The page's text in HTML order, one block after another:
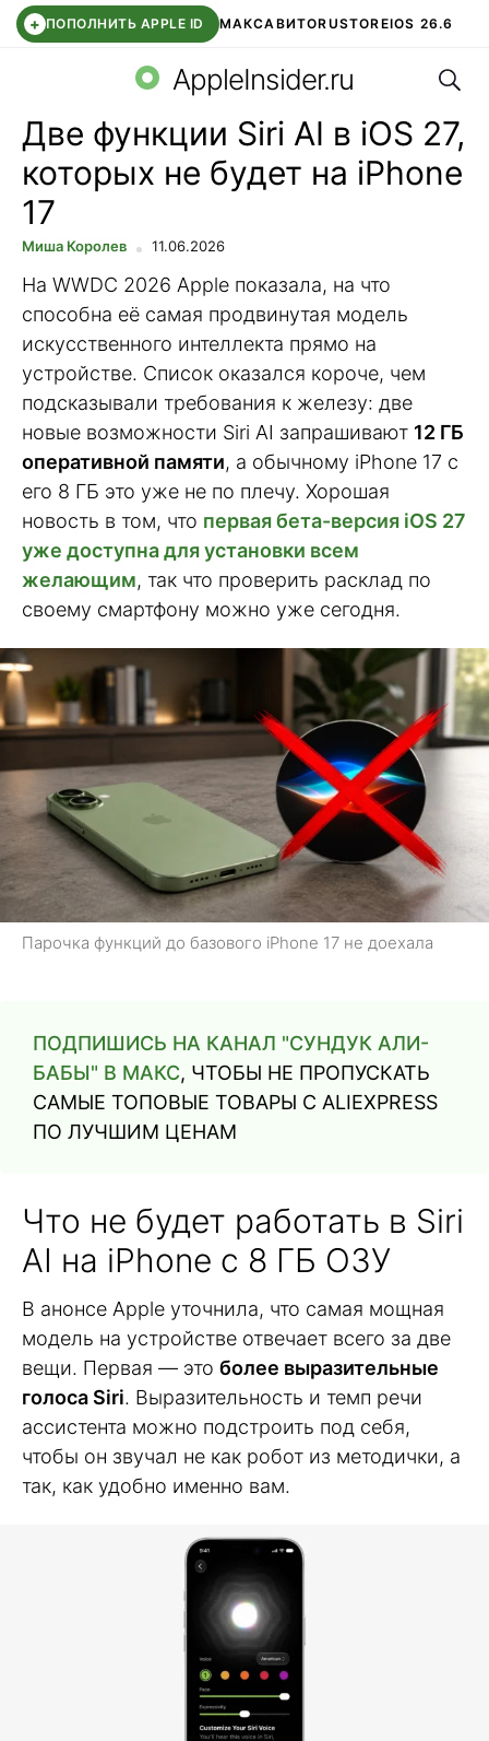
+ ПОПОЛНИТЬ APPLE ID МАКСАВИТОRUSTOREIOS 26.6
СБЕР КИДС ВТБ ОНЛАЙН ЧАТ В ROBLOX
AppleInsider.ru
Две функции Siri AI в iOS 27,
которых не будет на iPhone
17
Миша Королев 11.06.2026
На WWDC 2026 Apple показала, на что
способна её самая продвинутая модель
искусственного интеллекта прямо на
устройстве. Список оказался короче, чем
подсказывали требования к железу: две
новые возможности Siri AI запрашивают 12 ГБ
оперативной памяти, а обычному iPhone 17 с
его 8 ГБ это уже не по плечу. Хорошая
новость в том, что первая бета-версия iOS 27
уже доступна для установки всем
желающим, так что проверить расклад по
своему смартфону можно уже сегодня.
Парочка функций до базового iPhone 17 не доехала
ПОДПИШИСЬ НА КАНАЛ "СУНДУК АЛИ-
БАБЫ" В МАКС, ЧТОБЫ НЕ ПРОПУСКАТЬ
САМЫЕ ТОПОВЫЕ ТОВАРЫ С ALIEXPRESS
ПО ЛУЧШИМ ЦЕНАМ
Что не будет работать в Siri
AI на iPhone с 8 ГБ ОЗУ
В анонсе Apple уточнила, что самая мощная
модель на устройстве отвечает всего за две
вещи. Первая — это более выразительные
голоса Siri. Выразительность и темп речи
ассистента можно подстроить под себя,
чтобы он звучал не как робот из методички, а
так, как удобно именно вам.